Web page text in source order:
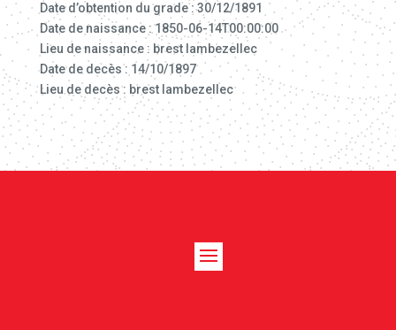
Date d’obtention du grade : 30/12/1891
Date de naissance : 1850-06-14T00:00:00
Lieu de naissance : brest lambezellec
Date de decès : 14/10/1897
Lieu de decès : brest lambezellec